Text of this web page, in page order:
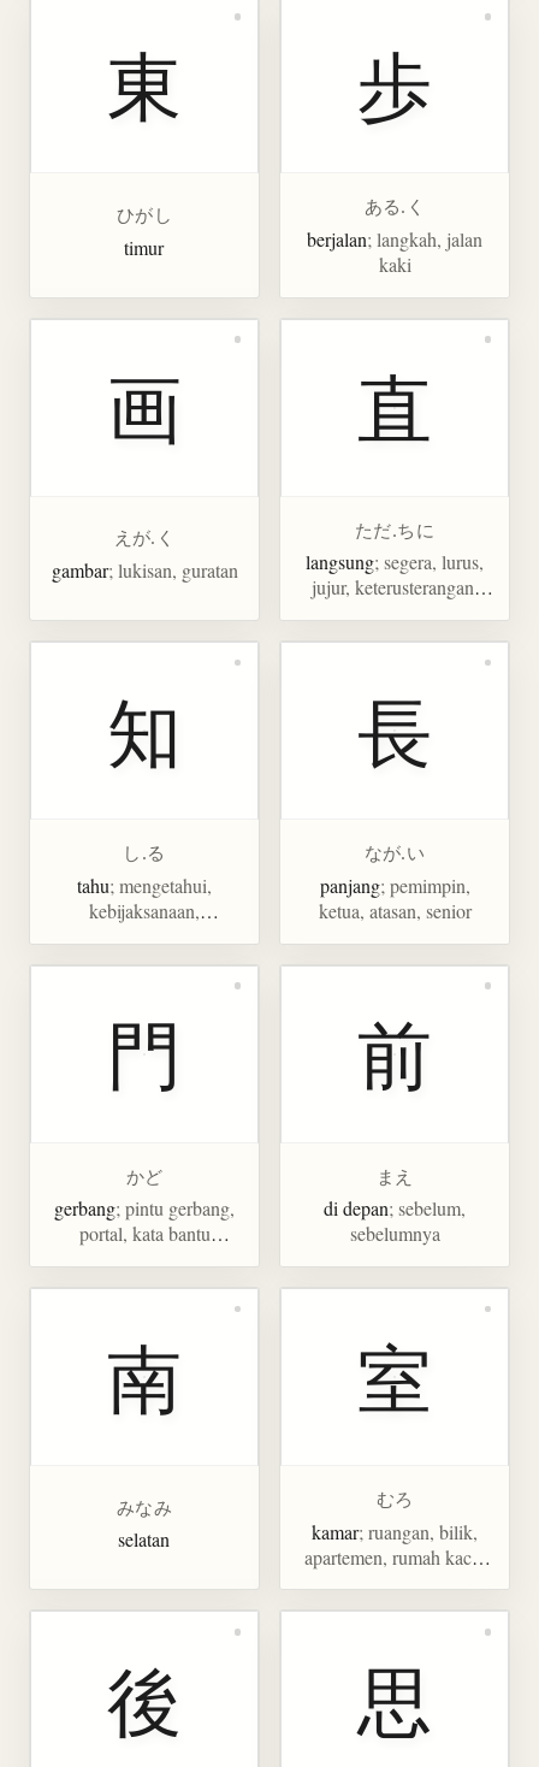
東
ひがし
timur
歩
ある.く
berjalan; langkah, jalan
kaki
画
えが.く
gambar; lukisan, guratan
直
ただ.ちに
langsung; segera, lurus,
jujur, keterusterangan,
知
し.る
tahu; mengetahui,
kebijaksanaan,
長
なが.い
panjang; pemimpin,
ketua, atasan, senior
門
かど
gerbang; pintu gerbang,
portal, kata bantu
keluarga, golongan
前
まえ
di depan; sebelum,
sebelumnya
南
みなみ
selatan
室
むろ
kamar; ruangan, bilik,
apartemen, rumah kaca,
後 思